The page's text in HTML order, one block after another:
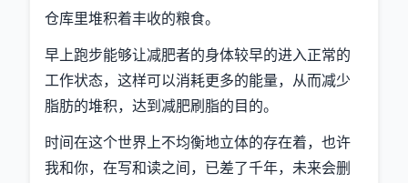
仓库里堆积着丰收的粮食。
早上跑步能够让减肥者的身体较早的进入正常的
工作状态，这样可以消耗更多的能量，从而减少
脂肪的堆积，达到减肥刷脂的目的。
时间在这个世界上不均衡地立体的存在着，也许
我和你，在写和读之间，已差了千年，未来会删